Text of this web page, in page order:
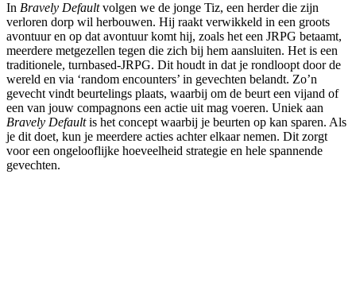
In Bravely Defaultvolgen we de jonge Tiz, een herder die zijn
verloren dorp wil herbouwen. Hij raakt verwikkeld in een groots
avontuur en op dat avontuur komt hij, zoals het een JRPG betaamt,
meerdere metgezellen tegen die zich bij hem aansluiten. Het is een
traditionele, turnbased-JRPG. Dit houdt in dat je rondloopt door de
wereld en via ‘random encounters’ in gevechten belandt. Zo’n
gevecht vindt beurtelings plaats, waarbij om de beurt een vijand of
een van jouw compagnons een actie uit mag voeren. Uniek aan
Bravely Defaultis het concept waarbij je beurten op kan sparen. Als
je dit doet, kun je meerdere acties achter elkaar nemen. Dit zorgt
voor een ongelooflijke hoeveelheid strategie en hele spannende
gevechten.